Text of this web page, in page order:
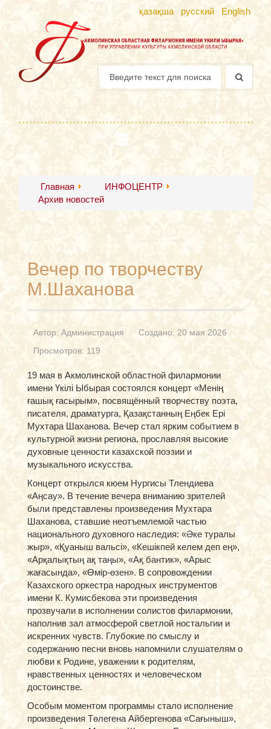
қазақша русский English
Главная
ИНФОЦЕНТР
Архив новостей
Вечер по творчеству
М.Шаханова
Автор: Администрация
Создано: 20 мая 2026
Просмотров: 119
19 мая в Акмолинской областной филармонии
имени Үкілі Ыбырая состоялся концерт «Менің
ғашық ғасырым», посвящённый творчеству поэта,
писателя, драматурга, Қазақстанның Еңбек Ері
Мухтара Шаханова. Вечер стал ярким событием в
культурной жизни региона, прославляя высокие
духовные ценности казахской поэзии и
музыкального искусства.
Концерт открылся кюем Нургисы Тлендиева
«Аңсау». В течение вечера вниманию зрителей
были представлены произведения Мухтара
Шаханова, ставшие неотъемлемой частью
национального духовного наследия: «Әке туралы
жыр», «Қуаныш вальсі», «Кешікпей келем деп ең»,
«Арқалықтың ақ таңы», «Ақ бантик», «Арыс
жағасында», «Өмір-өзен». В сопровождении
Казахского оркестра народных инструментов
имени К. Кумисбекова эти произведения
прозвучали в исполнении солистов филармонии,
наполнив зал атмосферой светлой ностальгии и
искренних чувств. Глубокие по смыслу и
содержанию песни вновь напомнили слушателям о
любви к Родине, уважении к родителям,
нравственных ценностях и человеческом
достоинстве.
Особым моментом программы стало исполнение
произведения Төлегена Айбергенова «Сағыныш»,